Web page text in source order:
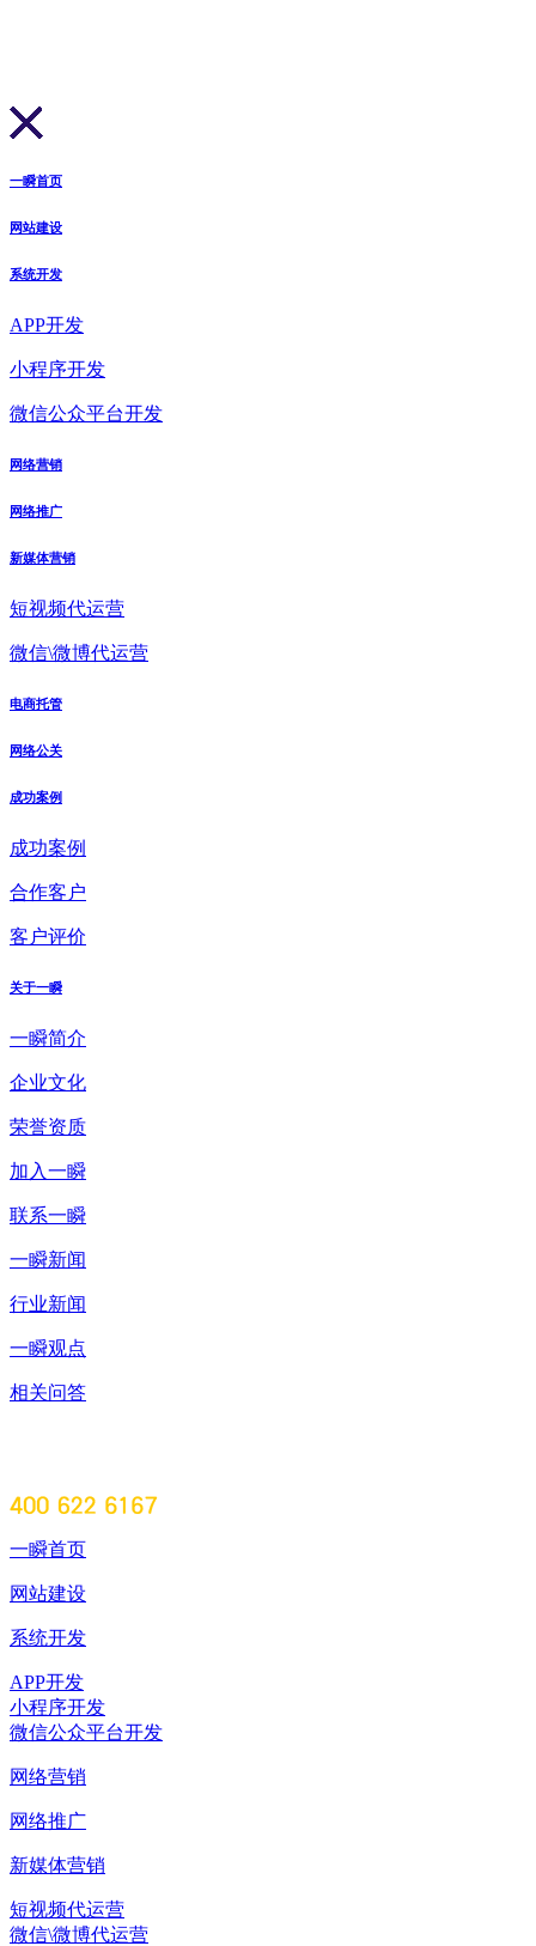
一瞬首页
网站建设
系统开发
APP开发
小程序开发
微信公众平台开发
网络营销
网络推广
新媒体营销
短视频代运营
微信\微博代运营
电商托管
网络公关
成功案例
成功案例
合作客户
客户评价
关于一瞬
一瞬简介
企业文化
荣誉资质
加入一瞬
联系一瞬
一瞬新闻
行业新闻
一瞬观点
相关问答
一瞬首页
网站建设
系统开发
APP开发
小程序开发
微信公众平台开发
网络营销
网络推广
新媒体营销
短视频代运营
微信\微博代运营